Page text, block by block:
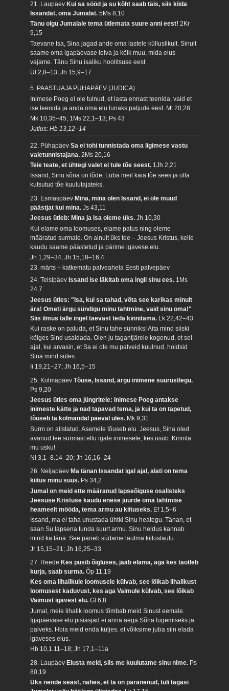
21. Laupäev Kui sa sööd ja su kõht saab täis, siis kiida
Issandat, oma Jumalat.5Ms 8,10
Tänu olgu Jumalale tema ütlemata suure anni eest!2Kr
9,15
Taevane Isa, Sina jagad ande oma lastele külluslikult. Sinult
saame oma igapäevase leiva ja kõik muu, mida elus
vajame. Tänu Sinu isaliku hoolitsuse eest.
Ül 2,8–13; Jh 15,9–17
5. PAASTUAJA PÜHAPÄEV (JUDICA)
Inimese Poeg ei ole tulnud, et lasta ennast teenida, vaid et
ise teenida ja anda oma elu lunaks paljude eest. Mt 20,28
Mk 10,35–45; 1Ms 22,1–13; Ps 43
Jutlus: Hb 13,12–14
22. PühapäevSa ei tohi tunnistada oma ligimese vastu
valetunnistajana.2Ms 20,16
Teie teate, et ühtegi valet ei tule tõe seest. 1Jh 2,21
Issand, Sinu sõna on tõde. Luba meil käia tõe sees ja olla
kutsutud tõe kuulutajateks.
23. EsmaspäevMina, mina olen Issand, ei ole muud
päästjat kui mina.Js 43,11
Jeesus ütleb: Mina ja Isa oleme üks.Jh 10,30
Kui elame oma loomuses, elame patus ning oleme
määratud surmale. On ainult üks tee – Jeesus Kristus, kelle
kaudu saame päästetud ja pärime igavese elu.
Jh 1,29–34; Jh 15,18–16,4
23. märts – katkematu palveahela Eesti palvepäev
24. Teisipäev Issand ise läkitab oma ingli sinu ees. 1Ms
24,7
Jeesus ütles: "Isa, kui sa tahad, võta see karikas minult
ära! Ometi ärgu sündigu minu tahtmine, vaid sinu oma!"
Siis ilmus talle ingel taevast teda kinnitama. Lk 22,42–43
Kui raske on paluda, et Sinu tahe sünniks! Aita mind siiski
kõiges Sind usaldada. Olen ju tagantjärele kogenud, et sel
ajal, kui arvasin, et Sa ei ole mu palveid kuulnud, hoidsid
Sina mind süles.
Ii 19,21–27; Jh 16,5–15
25. KolmapäevTõuse, Issand, ärgu inimene suurustlegu.
Ps 9,20
Jeesus ütles oma jüngritele: Inimese Poeg antakse
inimeste kätte ja nad tapavad tema, ja kui ta on tapetud,
tõuseb ta kolmandal päeval üles. Mk 9,31
Surm on alistatud. Asemele tõuseb elu. Jeesus, Sina oled
avanud tee surmast ellu igale inimesele, kes usub. Kinnita
mu usku!
Nl 3,1–8.14–20; Jh 16,16–24
26. Neljapäev Ma tänan Issandat igal ajal, alati on tema
kiitus minu suus. Ps 34,2
Jumal on meid ette määranud lapseõiguse osalisteks
Jeesuse Kristuse kaudu enese juurde oma tahtmise
heameelt mööda, tema armu au kiituseks. Ef 1,5–6
Issand, ma ei taha unustada ühtki Sinu heategu. Tänan, et
saan Su lapsena tunda suurt armu. Sinu heldus kannab
mind ka täna. See paneb südame laulma kiituslaulu.
Jr 15,15–21; Jh 16,25–33
27. Reede Kes püsib õigluses, jääb elama, aga kes taotleb
kurja, saab surma.Õp 11,19
Kes oma lihalikule loomusele külvab, see lõikab lihalikust
loomusest kaduvust, kes aga Vaimule külvab, see lõikab
Vaimust igavest elu.Gl 6,8
Jumal, meie lihalik loomus tõmbab meid Sinust eemale.
Igapäevase elu pisiasjad ei anna aega Sõna lugemiseks ja
palveks. Hoia meid enda küljes, et võiksime juba siin elada
igaveses elus.
Hb 10,1.11–18; Jh 17,1–11a
28. LaupäevElusta meid, siis me kuulutame sinu nime. Ps
80,19
Üks nende seast, nähes, et ta on paranenud, tuli tagasi